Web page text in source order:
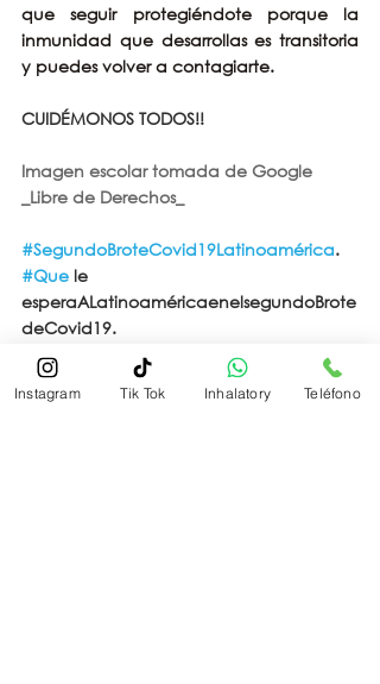
que seguir protegiéndote porque la
inmunidad que desarrollas es transitoria
y puedes volver a contagiarte.
CUIDÉMONOS TODOS!!
Imagen escolar tomada de Google
_Libre de Derechos_
#SegundoBroteCovid19Latinoamérica.
#Que le
esperaALatinoaméricaenelsegundoBrote
deCovid19.
#SegundoBrotePandemiaenAméricaLati
na.
#NuevobroteCovid19
Instagram Tik Tok Inhalatory Teléfono